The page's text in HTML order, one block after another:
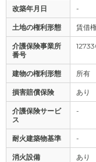
改築年月日 -
土地の権利形態 賃借
介護保険事業所
番号
建物の権利形態 所有
損害賠償保険 あり
介護保険サービ
ス
-
耐火建築物基準 -
消火設備 あり